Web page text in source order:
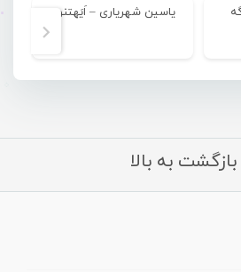
یاسین شهریاری – اَیَهتنوم
بازگشت به بالا